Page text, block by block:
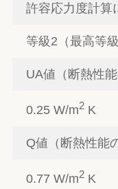
許容応力度計算
等級2（最高等級
UA値（断熱性能
0.25 W/m2K
Q値（断熱性能
0.77 W/m2K